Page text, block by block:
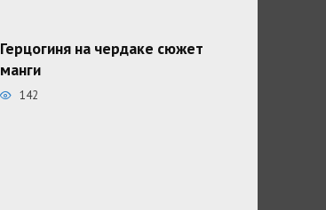
Герцогиня на чердаке сюжет
манги
142